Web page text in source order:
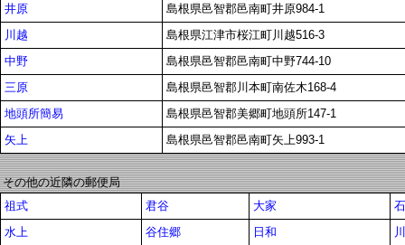
井原
島根県邑智郡邑南町井原984-1
川越
島根県江津市桜江町川越516-3
中野
島根県邑智郡邑南町中野744-10
三原
島根県邑智郡川本町南佐木168-4
地頭所簡易
島根県邑智郡美郷町地頭所147-1
矢上
島根県邑智郡邑南町矢上993-1
その他の近隣の郵便局
祖式
君谷 大家
水上
谷住郷 日和